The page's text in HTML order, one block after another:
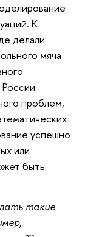
К
делали
мяча
проблем,
успешно
или
быть
такие